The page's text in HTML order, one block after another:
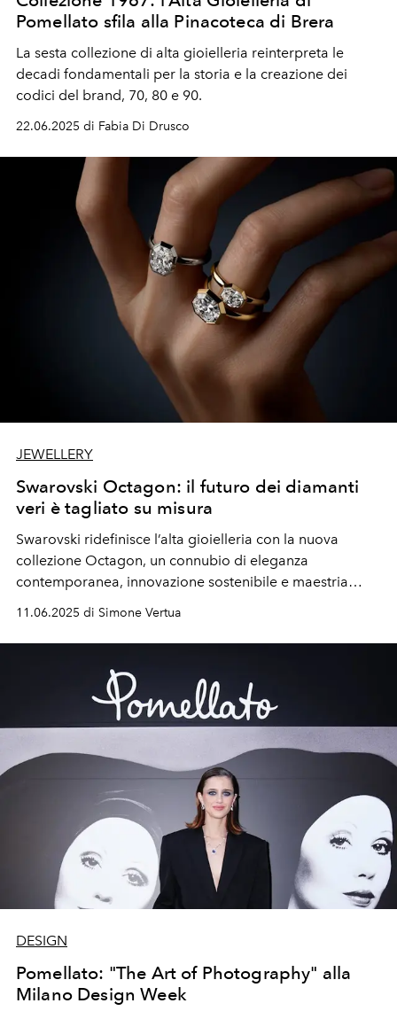
Pomellato sfila alla Pinacoteca di Brera
La sesta collezione di alta gioielleria reinterpreta le
decadi fondamentali per la storia e la creazione dei
codici del brand, 70, 80 e 90.
22.06.2025 di Fabia Di Drusco
JEWELLERY
Swarovski Octagon: il futuro dei diamanti
veri è tagliato su misura
Swarovski ridefinisce l’alta gioielleria con la nuova
collezione Octagon, un connubio di eleganza
contemporanea, innovazione sostenibile e maestria
artigianale. Con il lancio del nuovo taglio brevettato
creatività con una collezione di diamanti lab-grown che
coniuga bellezza, precisione e responsabilità.
11.06.2025 di Simone Vertua
DESIGN
Pomellato: "The Art of Photography" alla
Milano Design Week